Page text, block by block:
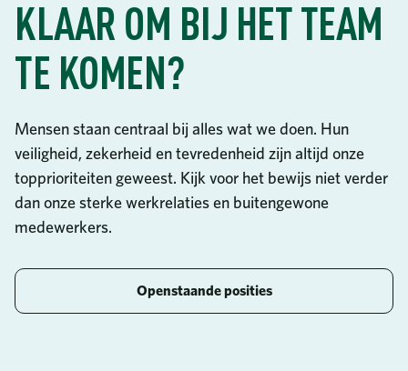
KLAAR OM BIJ HET TEAM
TE KOMEN?
Mensen staan centraal bij alles wat we doen. Hun
veiligheid, zekerheid en tevredenheid zijn altijd onze
topprioriteiten geweest. Kijk voor het bewijs niet verder
dan onze sterke werkrelaties en buitengewone
medewerkers.
Openstaande posities